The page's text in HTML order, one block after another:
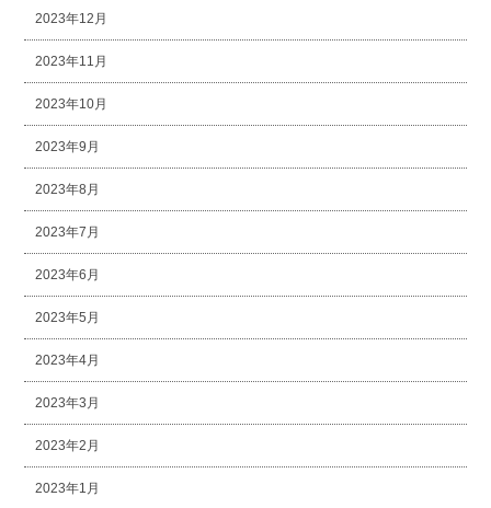
2023年12月
2023年11月
2023年10月
2023年9月
2023年8月
2023年7月
2023年6月
2023年5月
2023年4月
2023年3月
2023年2月
2023年1月